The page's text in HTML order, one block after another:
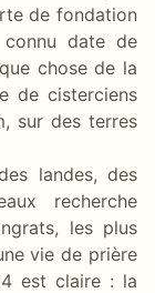
de fondation
date de
chose de la
de cisterciens
sur des terres
landes, des
recherche
les plus
vie de prière
est claire : la